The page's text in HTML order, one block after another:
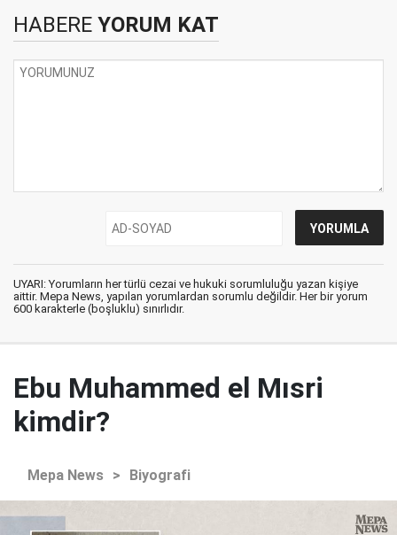
HABERE YORUM KAT
UYARI: Yorumların her türlü cezai ve hukuki sorumluluğu yazan kişiye
aittir. Mepa News, yapılan yorumlardan sorumlu değildir. Her bir yorum
600 karakterle (boşluklu) sınırlıdır.
Ebu Muhammed el Mısri
kimdir?
Mepa News > Biyografi